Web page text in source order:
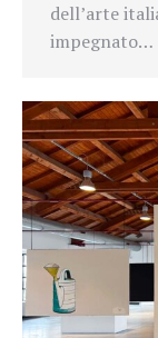
dell’arte
impegnato…